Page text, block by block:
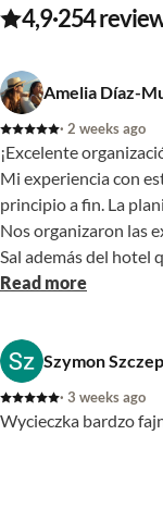
4,9·254
Amelia Díaz-
· 2 weeks ago
¡Excelente
Mi experiencia con
principio a fin. La
Nos organizaron las
Sal además del hotel
el primer contacto con Agnes, que
porque visitábamos
pocos días en
tiempo al máximo y
gracias a ella. El broche final fue poner a disposición
Read more
Szymon
· 3 weeks ago
Wycieczka bardzo